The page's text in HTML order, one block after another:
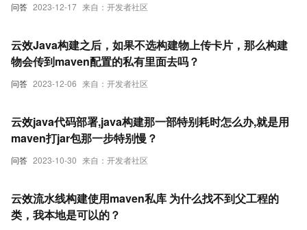
问答 2023-12-17 来自：开发者社区
问答 2023-12-06 来自：开发者社区
云效Java构建之后，如果不选构建物上传卡片，那么构建
物会传到maven配置的私有里面去吗？
问答 2023-10-30 来自：开发者社区
云效java代码部署,java构建那一部特别耗时怎么办,就是用
maven打jar包那一步特别慢？
云效流水线构建使用maven私库 为什么找不到父工程的
类，我本地是可以的？